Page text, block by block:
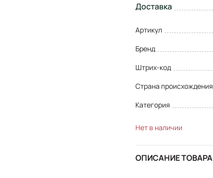
Доставка
Артикул
Бренд
Штрих-код
Страна происхождения
Категория
Нет в наличии
ОПИСАНИЕ ТОВАРА